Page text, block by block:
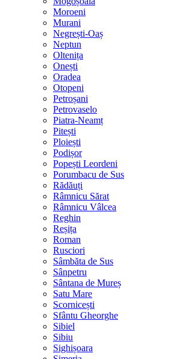
Moroeni
Murani
Negrești-Oaș
Neptun
Oltenița
Onești
Oradea
Otopeni
Petroșani
Petrovaselo
Piatra-Neamț
Pitești
Ploiești
Podișor
Popești Leordeni
Porumbacu de Sus
Rădăuți
Râmnicu Sărat
Râmnicu Vâlcea
Reghin
Reșița
Roman
Rusciori
Sâmbăta de Sus
Sânpetru
Sântana de Mureș
Satu Mare
Scornicești
Sfântu Gheorghe
Sibiel
Sibiu
Sighișoara